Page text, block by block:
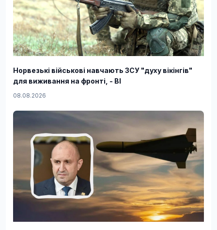
Норвезькі військові навчають ЗСУ "духу вікінгів"
для виживання на фронті, - BI
08.08.2026